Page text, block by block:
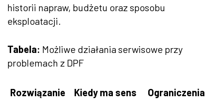
historii napraw, budżetu oraz sposobu
eksploatacji.
Tabela: Możliwe działania serwisowe przy
problemach z DPF
Rozwiązanie Kiedy ma sens Ograniczenia